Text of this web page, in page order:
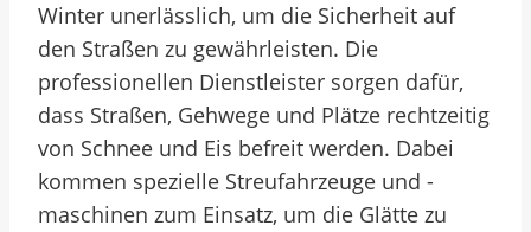
Winter unerlässlich, um die Sicherheit auf
den Straßen zu gewährleisten. Die
professionellen Dienstleister sorgen dafür,
dass Straßen, Gehwege und Plätze rechtzeitig
von Schnee und Eis befreit werden. Dabei
kommen spezielle Streufahrzeuge und -
maschinen zum Einsatz, um die Glätte zu